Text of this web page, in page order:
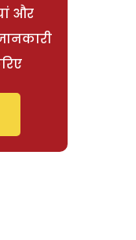
और